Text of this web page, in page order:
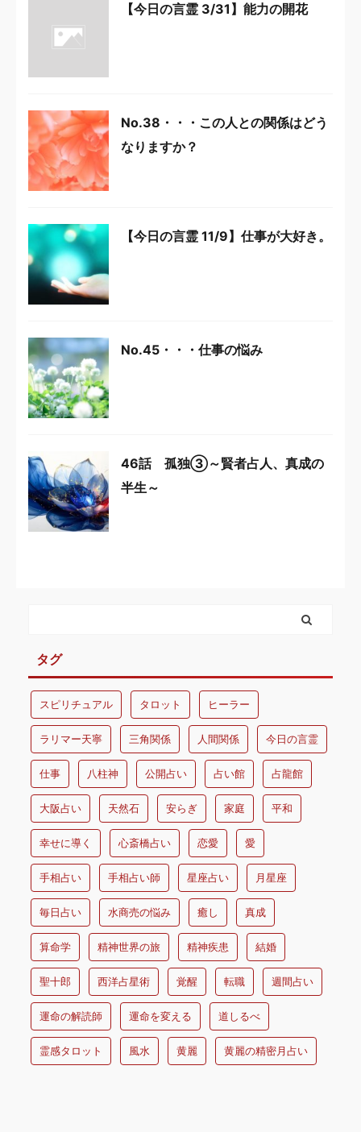
【今日の言霊 3/31】能力の開花
No.38・・・この人との関係はどう
なりますか？
【今日の言霊 11/9】仕事が大好き。
No.45・・・仕事の悩み
46話 孤独③～賢者占人、真成の
半生～
タグ
スピリチュアル タロット ヒーラー
ラリマー天寧 三角関係 人間関係 今日の言霊
仕事 八柱神 公開占い 占い館 占龍館
大阪占い 天然石 安らぎ 家庭 平和
幸せに導く 心斎橋占い 恋愛 愛
手相占い 手相占い師 星座占い 月星座
毎日占い 水商売の悩み 癒し 真成
算命学 精神世界の旅 精神疾患 結婚
聖十郎 西洋占星術 覚醒 転職 週間占い
運命の解読師 運命を変える 道しるべ
霊感タロット 風水 黄麗 黄麗の精密月占い